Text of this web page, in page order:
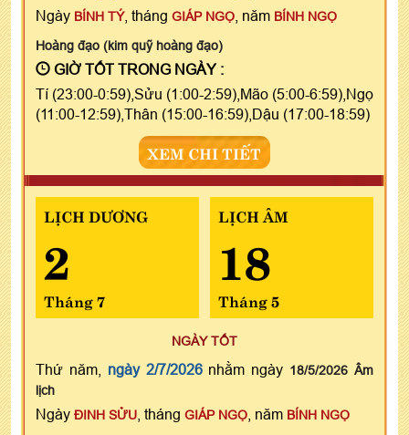
Ngày BÍNH TÝ, tháng GIÁP NGỌ , năm BÍNH NGỌ
Hoàng đạo (kim quỹ hoàng đạo)
GIỜ TỐT TRONG NGÀY :
Tí (23:00-0:59),Sửu (1:00-2:59),Mão (5:00-6:59),Ngọ
(11:00-12:59),Thân (15:00-16:59),Dậu (17:00-18:59)
XEM CHI TIẾT
LỊCH DƯƠNG
2
Tháng 7
LỊCH ÂM
18
Tháng 5
NGÀY TỐT
Thứ năm, ngày 2/7/2026nhằm ngày 18/5/2026 Âm
lịch
Ngày ĐINH SỬU , tháng GIÁP NGỌ , năm BÍNH NGỌ